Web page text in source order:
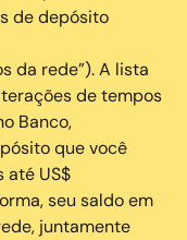
de depósito
da rede”). A lista
de tempos
Banco,
que você
até US$
seu saldo em
juntamente